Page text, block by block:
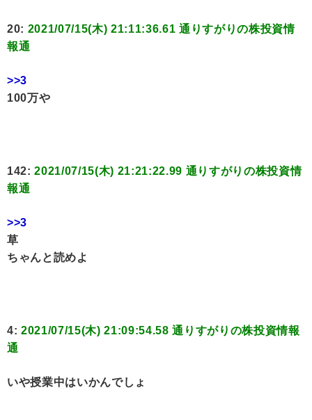
20: 2021/07/15(木) 21:11:36.61 通りすがりの株投資情
報通
>>3
100万や
142:2021/07/15(木) 21:21:22.99 通りすがりの株投資情
報通
>>3
草
ちゃんと読めよ
4: 2021/07/15(木) 21:09:54.58 通りすがりの株投資情報
通
いや授業中はいかんでしょ